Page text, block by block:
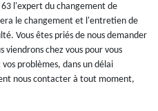
l'expert du changement de
le changement et l'entretien de
Vous êtes priés de nous demander
viendrons chez vous pour vous
problèmes, dans un délai
nous contacter à tout moment,